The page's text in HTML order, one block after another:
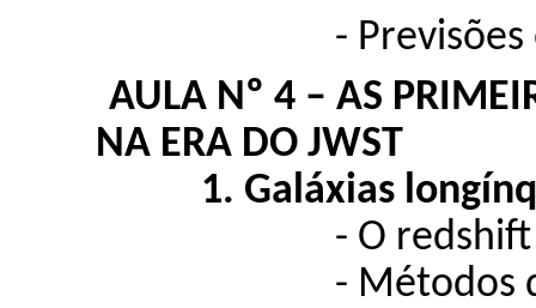
- Previsões e
AULA Nº 4 – AS
NA ERA DO JWST
1. Galáxias
- O redshift
- Métodos de